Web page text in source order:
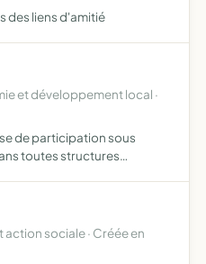
des liens d'amitié
et développement local ·
de participation sous
toutes structures
action sociale · Créée en